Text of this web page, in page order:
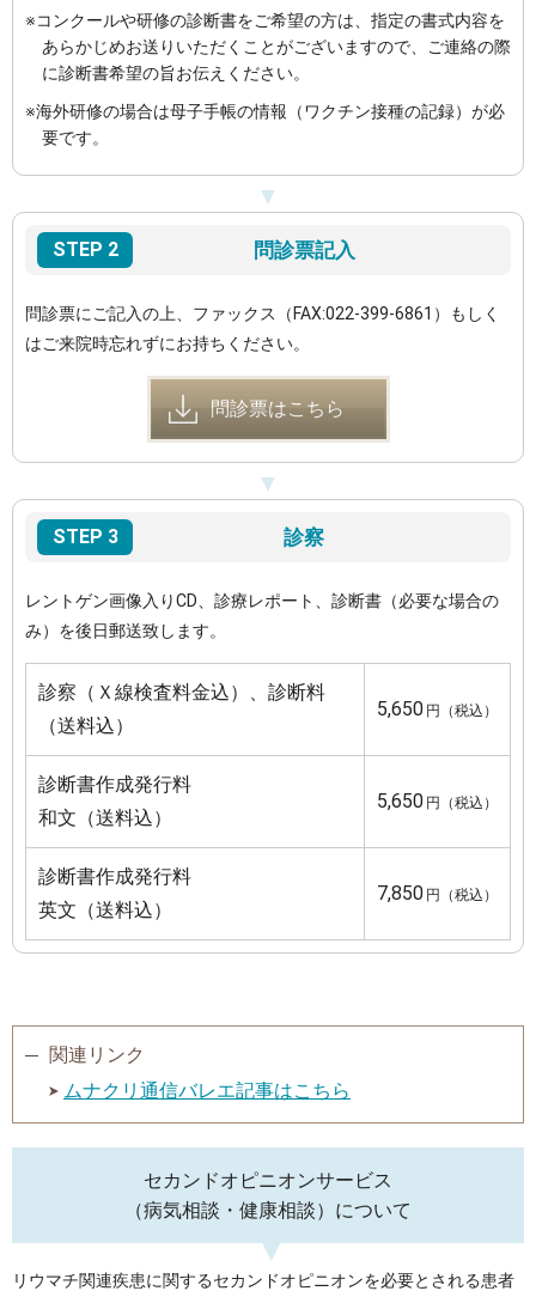
※コンクールや研修の診断書をご希望の方は、指定の書式内容を
あらかじめお送りいただくことがございますので、ご連絡の際
に診断書希望の旨お伝えください。
※海外研修の場合は母子手帳の情報（ワクチン接種の記録）が必
要です。
STEP 2 問診票記入
問診票にご記入の上、ファックス （FAX:022-399-6861）
もしく
はご来院時忘れずにお持ちください。
問診票はこちら
STEP 3 診察
レントゲン画像入りCD、診療レポート、診断書（必要な場合の
み）を後日郵送致します。
診察（Ｘ線検査料金込）、診断料
（送料込）
5,650 円（税込）
診断書作成発行料
和文（送料込）
5,650 円（税込）
診断書作成発行料
英文（送料込）
7,850 円（税込）
関連リンク
ムナクリ通信バレエ記事はこちら
セカンドオピニオンサービス
（病気相談・健康相談）について
リウマチ関連疾患に関するセカンドオピニオンを必要とされる患者